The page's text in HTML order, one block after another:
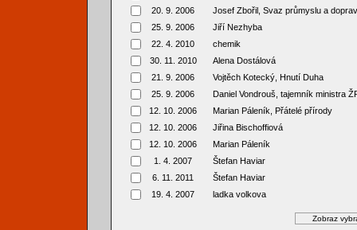
20. 9. 2006
Josef Zbořil, Svaz průmyslu a
25. 9. 2006
Jiří Nezhyba
22. 4. 2010
chemik
30. 11. 2010
Alena Dostálová
21. 9. 2006
Vojtěch Kotecký, Hnutí Duha
25. 9. 2006
Daniel Vondrouš, tajemník ministra
12. 10. 2006
Marian Páleník, Přátelé přírody
12. 10. 2006
Jiřina Bischoffiová
12. 10. 2006
Marian Páleník
1. 4. 2007
Štefan Haviar
6. 11. 2011
Štefan Haviar
19. 4. 2007
ladka volkova